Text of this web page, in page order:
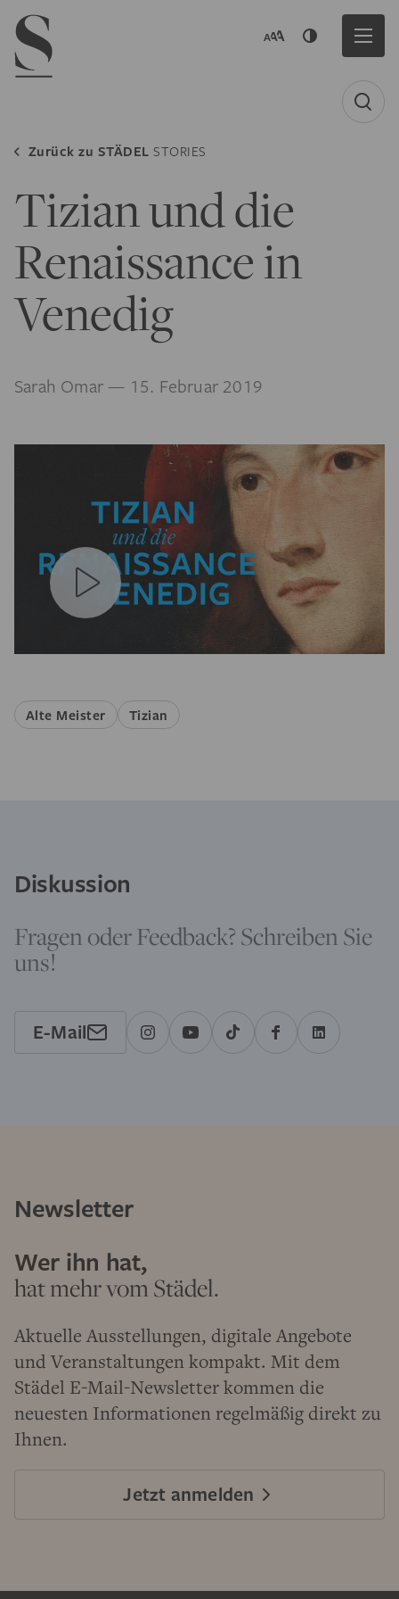
Navigation menu
Zurück zu STÄDEL STORIES
Tizian und die
Renaissance in
Venedig
Sarah Omar— 15. Februar 2019
Alte Meister Tizian
Diskussion
Fragen oder Feedback? Schreiben Sie
uns!
E-Mail
Newsletter
Wer ihn hat,
hat mehr vom Städel.
Aktuelle Ausstellungen, digitale Angebote
und Veranstaltungen kompakt. Mit dem
Städel E-Mail-Newsletter kommen die
neuesten Informationen regelmäßig direkt zu
Ihnen.
Jetzt anmelden